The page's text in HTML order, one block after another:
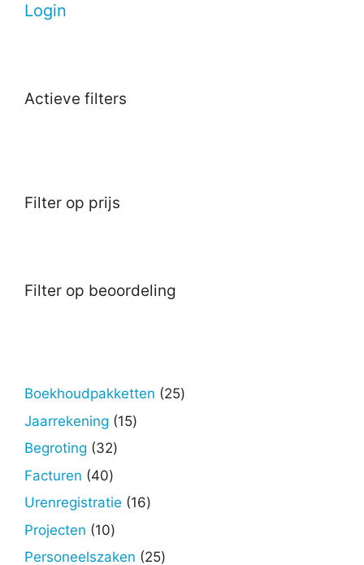
Login
Actieve filters
Filter op prijs
Filter op beoordeling
Boekhoudpakketten 2525
Jaarrekening 1515
Begroting 3232
Facturen 4040
producten
Urenregistratie 1616
Projecten 1010
producten
Personeelszaken 2525